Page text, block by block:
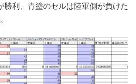
勝利、青塗のセルは陸軍側が負けた